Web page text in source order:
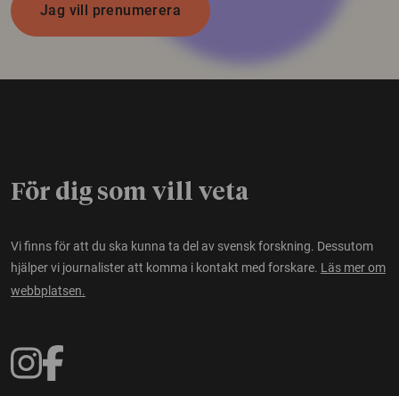
Jag vill prenumerera
För dig som vill veta
Vi finns för att du ska kunna ta del av svensk forskning. Dessutom
hjälper vi journalister att komma i kontakt med forskare. Läs mer om
webbplatsen.